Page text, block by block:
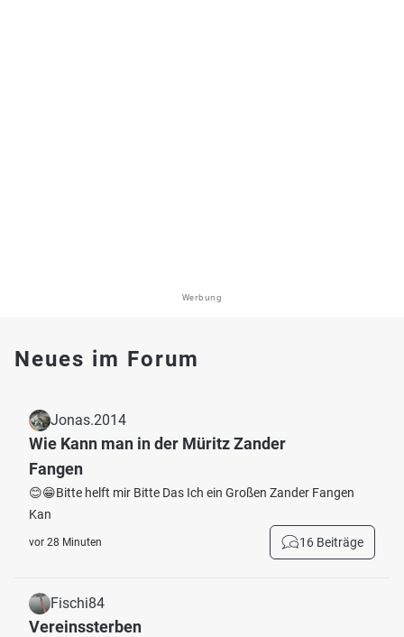
Werbung
Neues im Forum
Jonas.2014
Wie Kann man in der Müritz Zander
Fangen
😊😁Bitte helft mir Bitte Das Ich ein Großen Zander Fangen
Kan
vor 28 Minuten 16 Beiträge
Fischi84
Vereinssterben